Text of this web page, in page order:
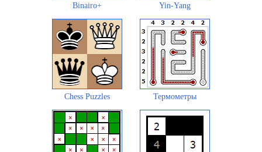
Binairo+ Yin-Yang
Chess Puzzles Термометры